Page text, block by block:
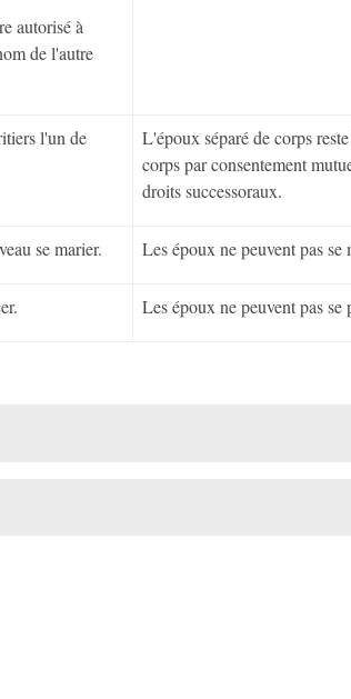
autorisé à
de l'autre
l'un de
L'époux séparé de corps
corps par consentement
droits successoraux.
se marier. Les époux ne peuvent pas se
Les époux ne peuvent pas se